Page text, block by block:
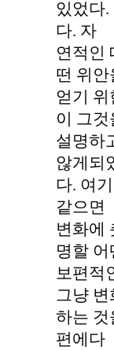
있었다
다. 자
연적인
떤 위안
얻기
이 그것
설명하
않게되
다. 여
같으면
변화에
명할 어
보편적
그냥 변
하는 것
편에다